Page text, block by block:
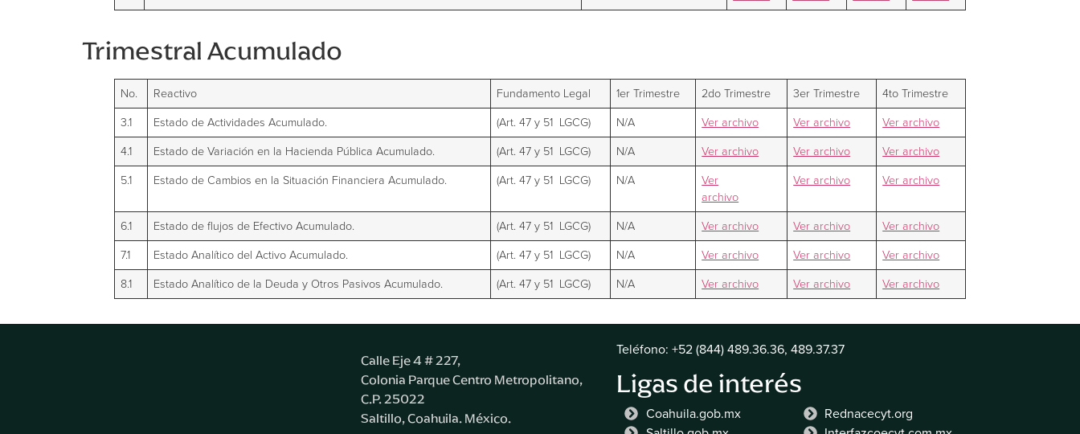
Trimestral Acumulado
No. Reactivo Fundamento Legal 1er Trimestre 2do Trimestre 3er Trimestre
4to Trimestre
3.1
Estado de Actividades Acumulado. (Art. 47 y 51 LGCG) N/A Ver archivo Ver archivo
Ver archivo
4.1
Estado de Variación en la Hacienda Pública Acumulado. (Art. 47 y 51 LGCG) N/A Ver archivo Ver archivo
Ver archivo
5.1
Estado de Cambios en la Situación Financiera Acumulado. (Art. 47 y 51 LGCG) N/A
Ver
archivo
Ver archivo Ver archivo
6.1 Estado de flujos de Efectivo Acumulado. (Art. 47 y 51 LGCG) N/A Ver archivo Ver archivo
Ver archivo
7.1
Estado Analítico del Activo Acumulado. (Art. 47 y 51 LGCG) N/A Ver archivo Ver archivo
Ver archivo
8.1
Estado Analítico de la Deuda y Otros Pasivos Acumulado. (Art. 47 y 51 LGCG) N/A Ver archivo Ver archivo Ver archivo
Calle Eje 4 # 227,
Colonia Parque Centro Metropolitano,
C.P. 25022
Saltillo, Coahuila. México.
Teléfono: +52 (844) 489.36.36, 489.37.37
Ligas de interés
Coahuila.gob.mx
Rednacecyt.org